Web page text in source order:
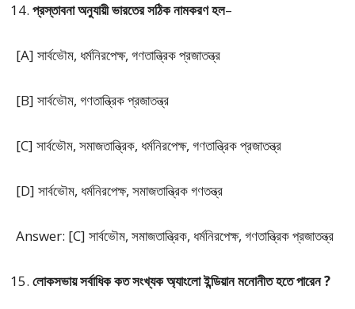
প্রস্তাবনা অনুযায়ী ভারতের সঠিক নামকরণ হল–
[A] সার্বভৌম, ধর্মনিরপেক্ষ, গণতান্ত্রিক প্রজাতন্ত্র
[B] সার্বভৌম, গণতান্ত্রিক প্রজাতন্ত্র
[C] সার্বভৌম, সমাজতান্ত্রিক, ধর্মনিরপেক্ষ, গণতান্ত্রিক প্রজাতন্ত্র
[D] সার্বভৌম, ধর্মনিরপেক্ষ, সমাজতান্ত্রিক গণতন্ত্র
Answer: [C] সার্বভৌম, সমাজতান্ত্রিক, ধর্মনিরপেক্ষ, গণতান্ত্রিক প্রজাতন্ত্র
লোকসভায় সর্বাধিক কত সংখ্যক অ্যাংলো ইন্ডিয়ান মনোনীত হতে পারেন ?